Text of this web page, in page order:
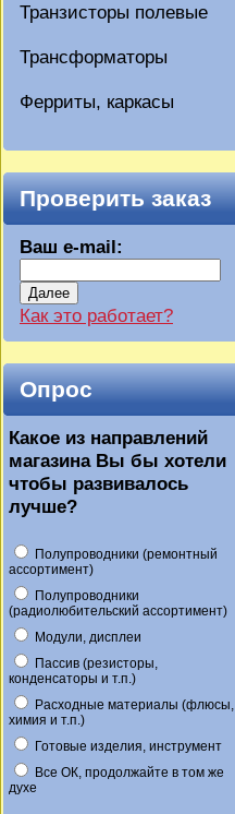
Транзисторы полевые
Трансформаторы
Ферриты, каркасы
Проверить заказ
Ваш e-mail:
Далее
Как это работает?
Опрос
Какое из направлений
магазина Вы бы хотели
чтобы развивалось
лучше?
Полупроводники (ремонтный
ассортимент)
Полупроводники
(радиолюбительский ассортимент)
Модули, дисплеи
Пассив (резисторы,
конденсаторы и т.п.)
Расходные материалы (флюсы,
химия и т.п.)
Готовые изделия, инструмент
Все ОК, продолжайте в том же
духе